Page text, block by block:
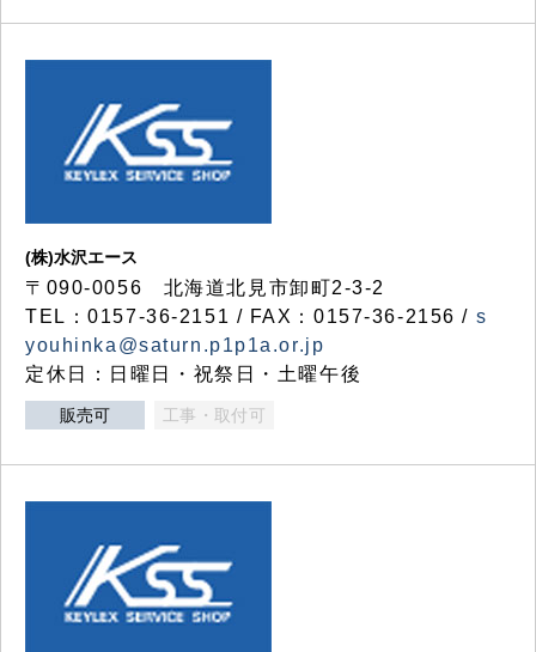
(株)水沢エース
〒090-0056 北海道北見市卸町2-3-2
TEL：0157-36-2151 / FAX：0157-36-2156 / s
youhinka@saturn.p1p1a.or.jp
定休日：日曜日・祝祭日・土曜午後
販売可 工事・取付可